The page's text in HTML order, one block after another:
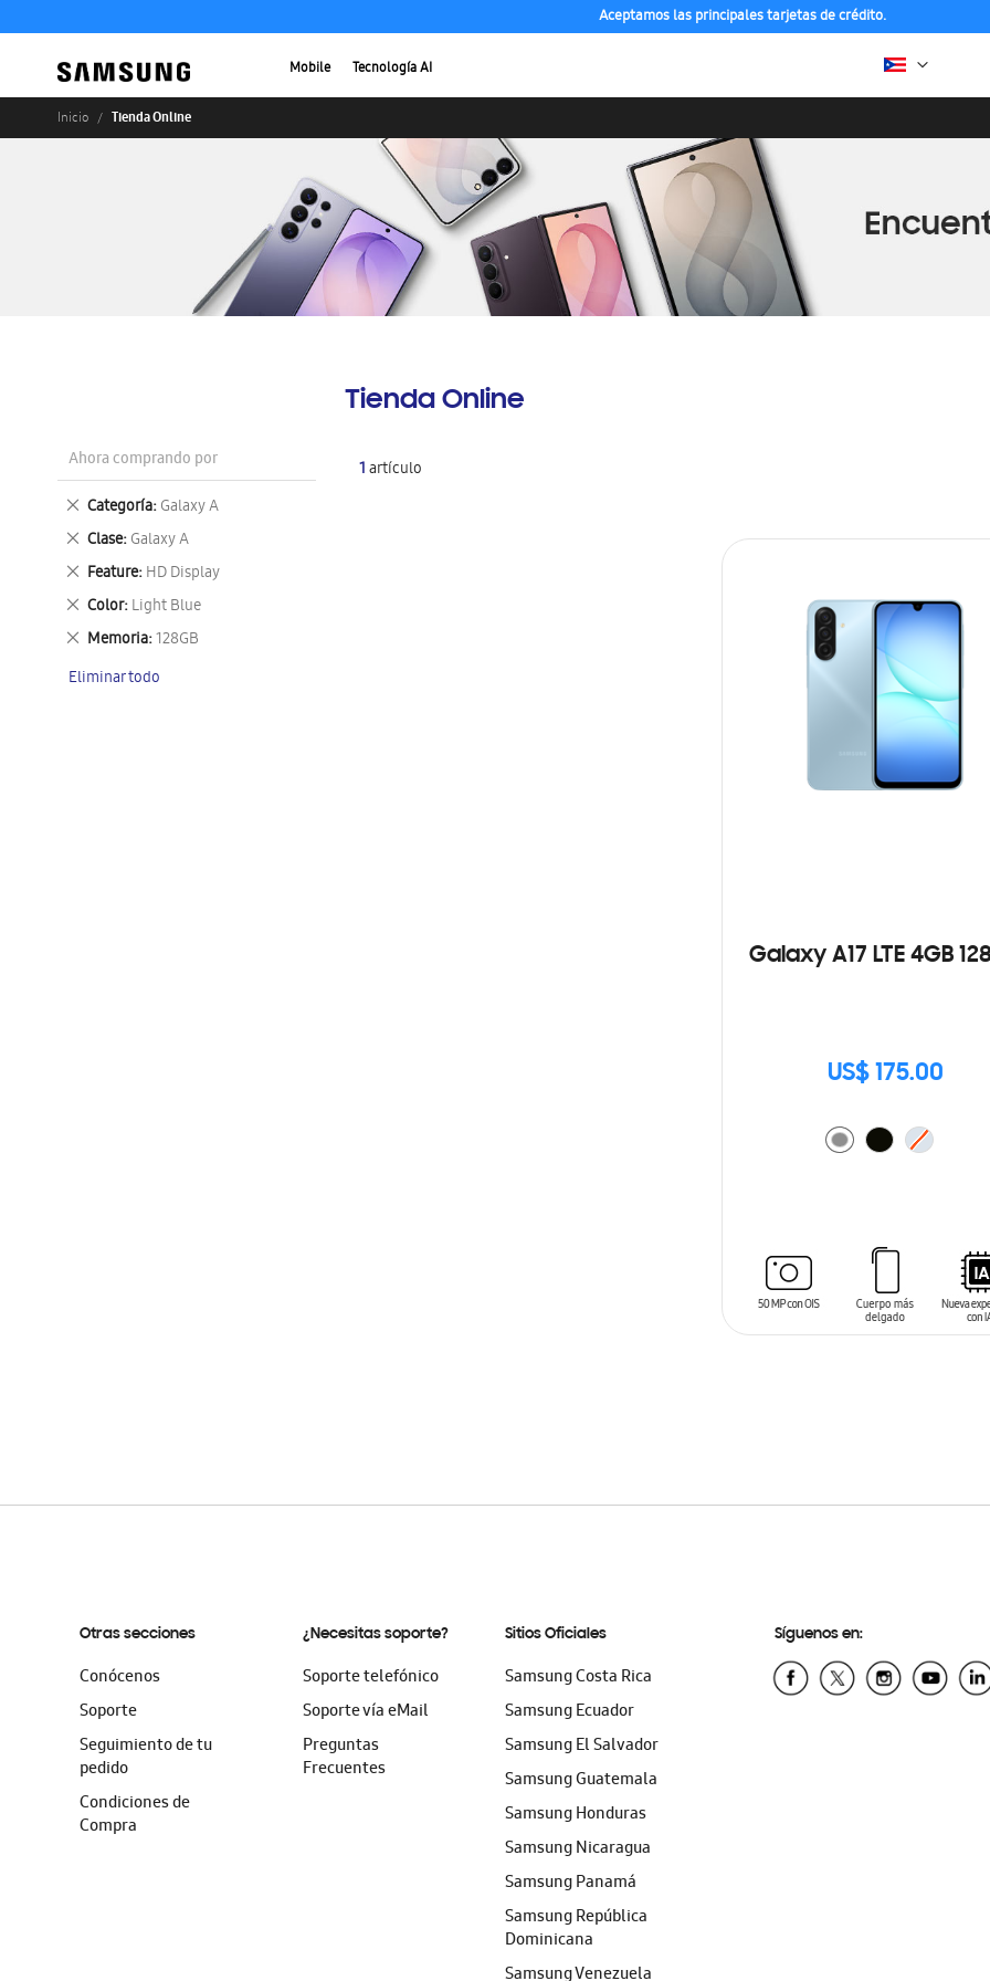
Aceptamos las principales tarjetas de crédito.
Mobile Tecnología AI
Inicio Tienda Online
Tienda Online
1artículo
Galaxy A17 LTE 4GB
US$ 175.00
Ahora comprando por
Categoría Galaxy A
Eliminar
este
artículo
Clase Galaxy A
Eliminar
este
artículo
Feature HD Display
Eliminar
este
artículo
Color Light Blue
Eliminar
este
artículo
Memoria 128GB
Eliminar
artículo
Eliminar todo
Otras secciones
Conócenos
Soporte
Seguimiento de tu
pedido
Condiciones de
Compra
¿Necesitas soporte?
Soporte telefónico
Soporte vía eMail
Preguntas
Frecuentes
Sitios Oficiales
Samsung Costa Rica
Samsung Ecuador
Samsung El Salvador
Samsung Guatemala
Samsung Honduras
Samsung Nicaragua
Samsung Panamá
Samsung República
Dominicana
Samsung Venezuela
Síguenos en: